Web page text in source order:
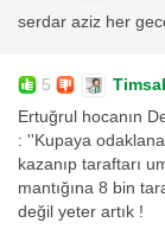
serdar aziz her
5
Ertuğrul hocanın
: ''Kupaya
kazanıp taraftarı
mantığına 8 bin
değil yeter artık !